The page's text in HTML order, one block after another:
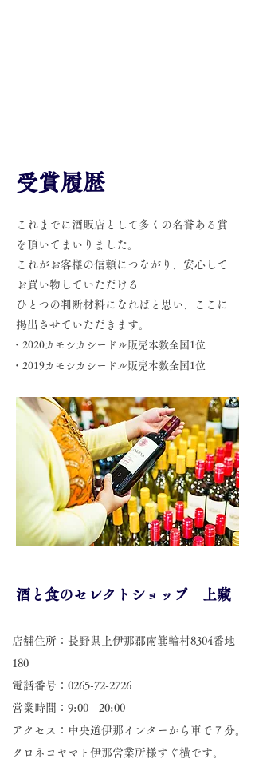
受賞履歴
これまでに酒販店として多くの名誉ある賞
を頂いてまいりました。
これがお客様の信頼につながり、安心して
お買い物していただける
ひとつの判断材料になればと思い、ここに
掲出させていただきます。
・2020カモシカシードル販売本数全国1位
・2019カモシカシードル販売本数全国1位
酒と食のセレクトショップ 上藏
店舗住所：長野県上伊那郡南箕輪村8304番地
180
電話番号：0265-72-2726
営業時間：9:00 - 20:00
アクセス：中央道伊那インターから車で７分。
クロネコヤマト伊那営業所様すぐ横です。